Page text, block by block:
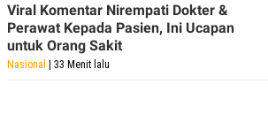
Viral Komentar Nirempati Dokter &
Perawat Kepada Pasien, Ini Ucapan
untuk Orang Sakit
Nasional | 33 Menit lalu